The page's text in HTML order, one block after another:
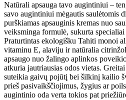
Natūrali apsauga tavo augintiniui –
savo augintiniui mėgautis saulėtomis
purškiamas apsauginis kremas nuo
veiksminga formulė, sukurta
Praturtintas ekologišku Tahiti monoi
vitaminu E, alaviju ir natūralia
apsaugo nuo žalingo aplinkos
atkuria jautriausias odos vietas.
suteikia gaivų pojūtį bei šilkinį kailio
prieš pasivaikščiojimus, žygius ar
augintinio oda verta tokios pat